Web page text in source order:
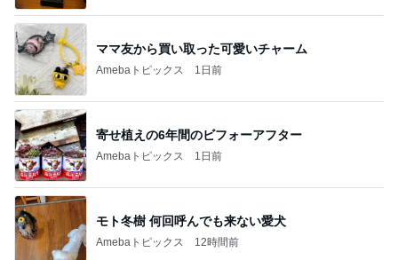
ママ友から買い取った可愛いチャーム
Amebaトピックス 1日前
寄せ植えの6年間のビフォーアフター
Amebaトピックス 1日前
モト冬樹 何回呼んでも来ない愛犬
Amebaトピックス 12時間前